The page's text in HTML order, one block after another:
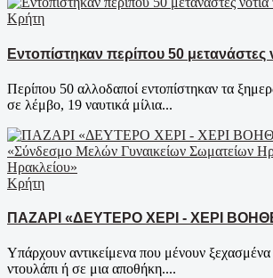
Κρήτη
Εντοπίστηκαν περίπου 50 μετανάστες
Περίπου 50 αλλοδαποί εντοπίστηκαν τα
σε λέμβο, 19 ναυτικά μίλια...
Κρήτη
ΠΑΖΑΡΙ «ΔΕΥΤΕΡΟ ΧΕΡΙ - ΧΕΡΙ
Υπάρχουν αντικείμενα που μένουν
ντουλάπι ή σε μια αποθήκη....